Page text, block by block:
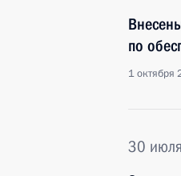
по
1 октября
30